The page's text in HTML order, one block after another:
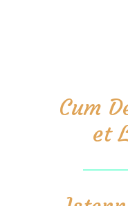
Cum
et